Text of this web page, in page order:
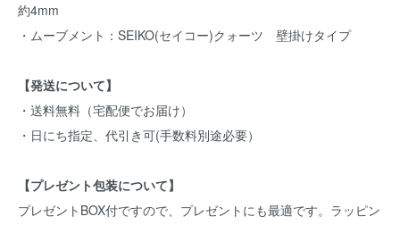
約4mm
・ムーブメント：SEIKO(セイコー)クォーツ 壁掛けタイプ
【発送について】
・送料無料（宅配便でお届け）
・日にち指定、代引き可(手数料別途必要）
【プレゼント包装について】
プレゼントBOX付ですので、プレゼントにも最適です。ラッピン